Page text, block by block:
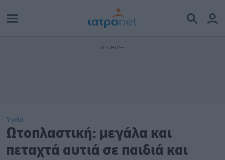
Υγεία
Ωτοπλαστική: μεγάλα και
πεταχτά αυτιά σε παιδιά και